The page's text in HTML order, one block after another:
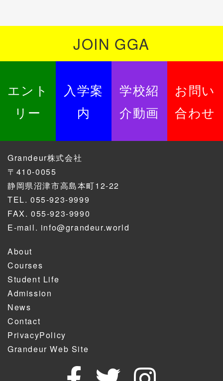
JOIN GGA
エント
リー
入学案
内
学校紹
介動画
お問い
合わせ
Grandeur株式会社
〒410-0055
静岡県沼津市高島本町12-22
TEL. 055-923-9999
FAX. 055-923-9990
E-mail. info@grandeur.world
About
Courses
Student Life
Admission
News
Contact
PrivacyPolicy
Grandeur Web Site